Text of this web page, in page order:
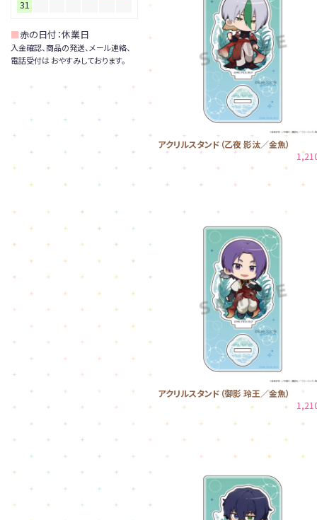
アクリルスタンド（乙夜 影汰／金魚）
アクリルスタンド（御影 玲王／金魚）
31
■赤の日付：休業日
入金確認、商品の発送、メール連絡、
電話受付は おやすみしております。